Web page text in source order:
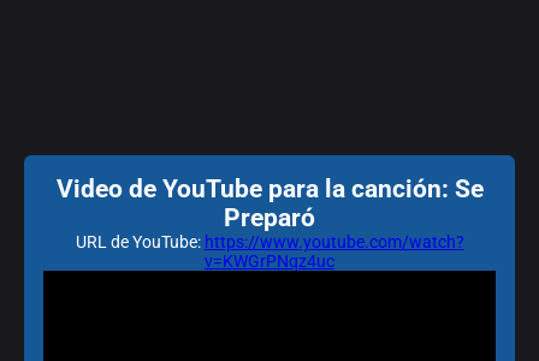
Video de YouTube para la canción: Se
Preparó
URL de YouTube: https://www.youtube.com/watch?
v=KWGrPNqz4uc